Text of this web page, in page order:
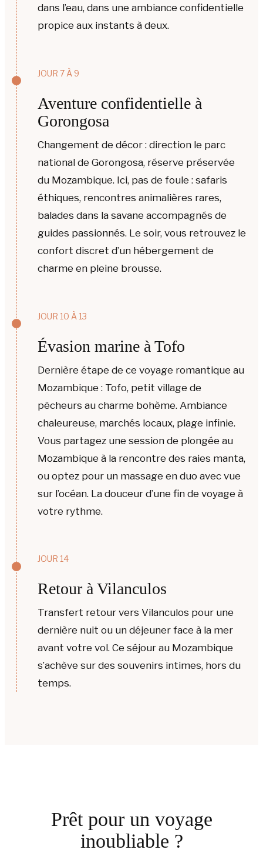
dans l’eau, dans une ambiance confidentielle
propice aux instants à deux.
JOUR 7 À 9
Aventure confidentielle à
Gorongosa
Changement de décor : direction le parc
national de Gorongosa, réserve préservée
du Mozambique. Ici, pas de foule : safaris
éthiques, rencontres animalières rares,
balades dans la savane accompagnés de
guides passionnés. Le soir, vous retrouvez le
confort discret d’un hébergement de
charme en pleine brousse.
JOUR 10 À 13
Évasion marine à Tofo
Dernière étape de ce voyage romantique au
Mozambique : Tofo, petit village de
pêcheurs au charme bohème. Ambiance
chaleureuse, marchés locaux, plage infinie.
Vous partagez une session de plongée au
Mozambique à la rencontre des raies manta,
ou optez pour un massage en duo avec vue
sur l’océan. La douceur d’une fin de voyage à
votre rythme.
JOUR 14
Retour à Vilanculos
Transfert retour vers Vilanculos pour une
dernière nuit ou un déjeuner face à la mer
avant votre vol. Ce séjour au Mozambique
s’achève sur des souvenirs intimes, hors du
temps.
Prêt pour un voyage
inoubliable ?